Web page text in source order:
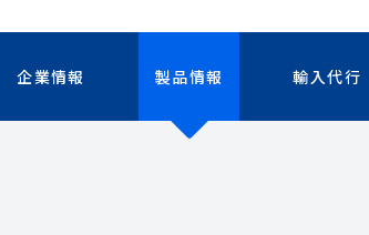
企業情報 製品情報 輸入代行